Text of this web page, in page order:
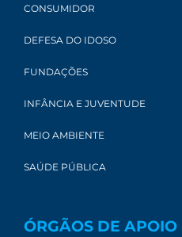
CONSUMIDOR
DEFESA DO IDOSO
FUNDAÇÕES
INFÂNCIA E JUVENTUDE
MEIO AMBIENTE
SAÚDE PÚBLICA
ÓRGÃOS DE APOIO